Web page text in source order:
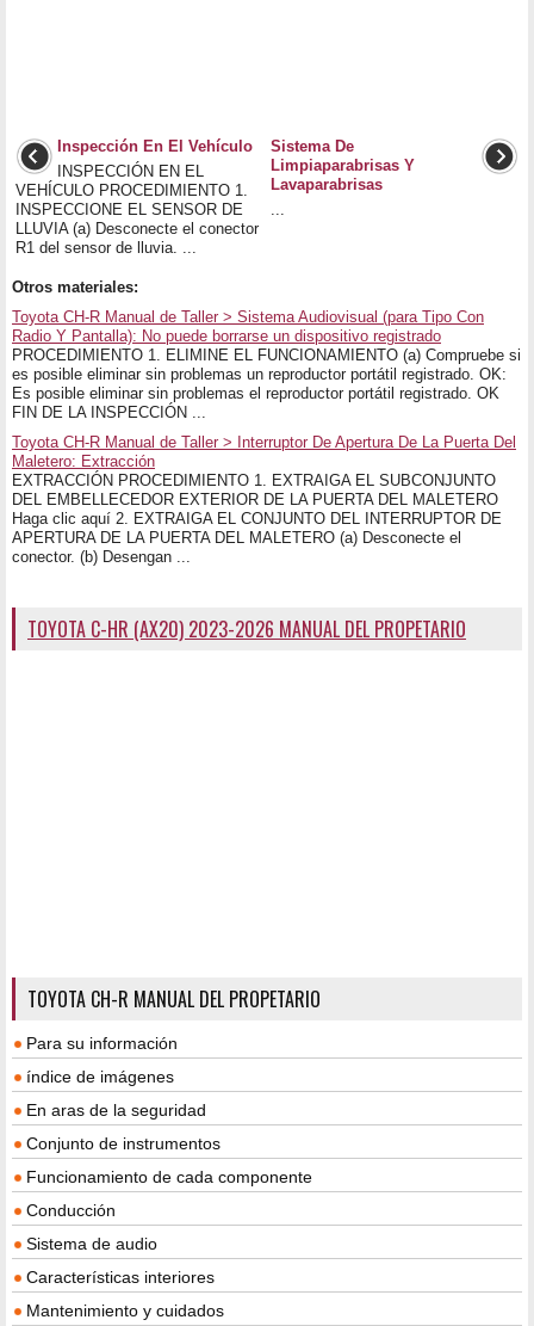
Inspección En El Vehículo
INSPECCIÓN EN EL
VEHÍCULO PROCEDIMIENTO 1.
INSPECCIONE EL SENSOR DE
LLUVIA (a) Desconecte el conector
R1 del sensor de lluvia. ...
Sistema De
Limpiaparabrisas Y
Lavaparabrisas
...
Otros materiales:
Toyota CH-R Manual de Taller > Sistema Audiovisual (para Tipo Con
Radio Y Pantalla): No puede borrarse un dispositivo registrado
PROCEDIMIENTO 1. ELIMINE EL FUNCIONAMIENTO (a) Compruebe si
es posible eliminar sin problemas un reproductor portátil registrado. OK:
Es posible eliminar sin problemas el reproductor portátil registrado. OK
FIN DE LA INSPECCIÓN ...
Toyota CH-R Manual de Taller > Interruptor De Apertura De La Puerta Del
Maletero: Extracción
EXTRACCIÓN PROCEDIMIENTO 1. EXTRAIGA EL SUBCONJUNTO
DEL EMBELLECEDOR EXTERIOR DE LA PUERTA DEL MALETERO
Haga clic aquí 2. EXTRAIGA EL CONJUNTO DEL INTERRUPTOR DE
APERTURA DE LA PUERTA DEL MALETERO (a) Desconecte el
conector. (b) Desengan ...
TOYOTA C-HR (AX20) 2023-2026 MANUAL DEL PROPETARIO
TOYOTA CH-R MANUAL DEL PROPETARIO
Para su información
índice de imágenes
En aras de la seguridad
Conjunto de instrumentos
Funcionamiento de cada componente
Conducción
Sistema de audio
Características interiores
Mantenimiento y cuidados